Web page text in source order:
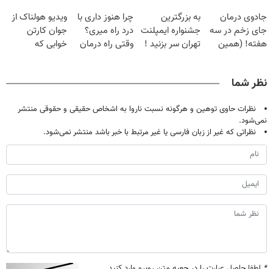
خانگی
۲۵ میلیون
تومان!!!
جادوی درمان
جای زخم در سه
هفته! (همین
به بزرگترین
جشنواره ایمپلنت
تهران سر بزنید !
چرا هنوز داری با
درد راه میری؟
وقتی راه درمان
ویدیو هولناک از
جوان کارتن
خوابی که
نظر شما
نظرات حاوی توهین و هرگونه نسبت ناروا به اشخاص حقیقی و حقوقی منتشر
نمی‌شود.
نظراتی که غیر از زبان فارسی یا غیر مرتبط با خبر باشد منتشر نمی‌شود.